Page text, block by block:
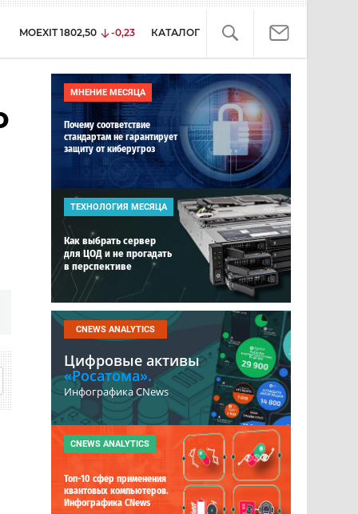
MOEXIT 1802,50 -0,23 КАТАЛОГ
МНЕНИЕ МЕСЯЦА
Почему соответствие
стандартам не гарантирует
защиту от киберугроз
ТЕХНОЛОГИЯ МЕСЯЦА
Как выбрать сервер
для ЦОД и не прогадать
в перспективе
CNEWS ANALYTICS
Цифровые активы
«Росатома».
Инфографика CNews
CNEWS ANALYTICS
Топ-10 сфер применения
квантовых компьютеров.
Инфографика CNews